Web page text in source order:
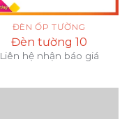
ĐÈN ỐP TƯỜNG
Đèn tường 10
Liên hệ nhận báo giá